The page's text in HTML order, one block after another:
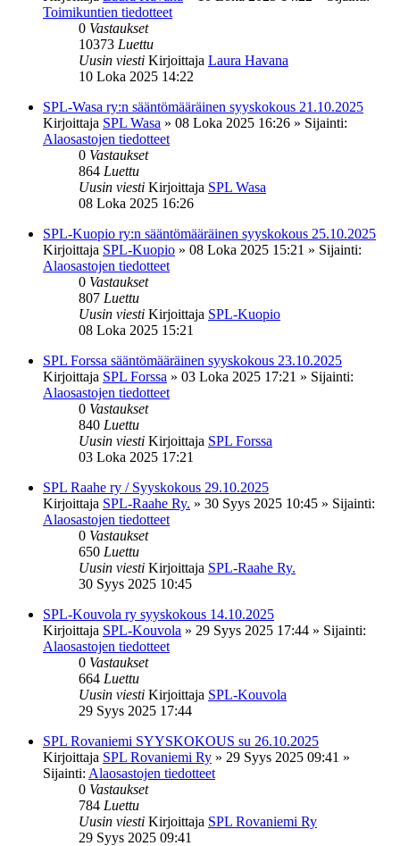
Toimikuntien tiedotteet
0 Vastaukset
10373 Luettu
Uusin viesti Kirjoittaja Laura Havana
10 Loka 2025 14:22
SPL-Wasa ry:n sääntömääräinen syyskokous 21.10.2025
Kirjoittaja SPL Wasa » 08 Loka 2025 16:26 » Sijainti:
Alaosastojen tiedotteet
0 Vastaukset
864 Luettu
Uusin viesti Kirjoittaja SPL Wasa
08 Loka 2025 16:26
SPL-Kuopio ry:n sääntömääräinen syyskokous 25.10.2025
Kirjoittaja SPL-Kuopio » 08 Loka 2025 15:21 » Sijainti:
Alaosastojen tiedotteet
0 Vastaukset
807 Luettu
Uusin viesti Kirjoittaja SPL-Kuopio
08 Loka 2025 15:21
SPL Forssa sääntömääräinen syyskokous 23.10.2025
Kirjoittaja SPL Forssa » 03 Loka 2025 17:21 » Sijainti:
Alaosastojen tiedotteet
0 Vastaukset
840 Luettu
Uusin viesti Kirjoittaja SPL Forssa
03 Loka 2025 17:21
SPL Raahe ry / Syyskokous 29.10.2025
Kirjoittaja SPL-Raahe Ry. » 30 Syys 2025 10:45 » Sijainti:
Alaosastojen tiedotteet
0 Vastaukset
650 Luettu
Uusin viesti Kirjoittaja SPL-Raahe Ry.
30 Syys 2025 10:45
SPL-Kouvola ry syyskokous 14.10.2025
Kirjoittaja SPL-Kouvola » 29 Syys 2025 17:44 » Sijainti:
Alaosastojen tiedotteet
0 Vastaukset
664 Luettu
Uusin viesti Kirjoittaja SPL-Kouvola
29 Syys 2025 17:44
SPL Rovaniemi SYYSKOKOUS su 26.10.2025
Kirjoittaja SPL Rovaniemi Ry » 29 Syys 2025 09:41 »
Sijainti: Alaosastojen tiedotteet
0 Vastaukset
784 Luettu
Uusin viesti Kirjoittaja SPL Rovaniemi Ry
29 Syys 2025 09:41